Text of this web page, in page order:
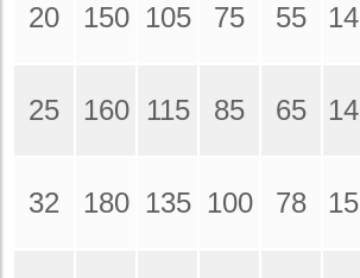
20 150 105 75 55 14
25 160 115 85 65 14
32 180 135 100 78 15